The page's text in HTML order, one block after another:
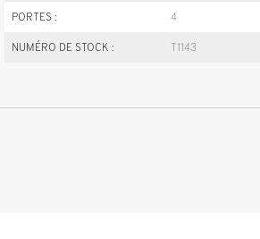
PORTES : 4
NUMÉRO DE STOCK : T1143